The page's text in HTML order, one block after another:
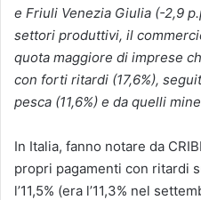
e Friuli Venezia Giulia (-2,9
settori produttivi, il
quota maggiore di imprese
con forti ritardi (17,6%),
pesca (11,6%) e da quelli
In Italia, fanno notare da
propri pagamenti con ritardi
l’11,5% (era l’11,3% nel